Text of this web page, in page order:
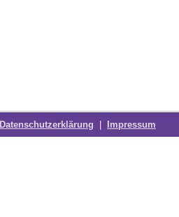
Datenschutzerklärung Impressum